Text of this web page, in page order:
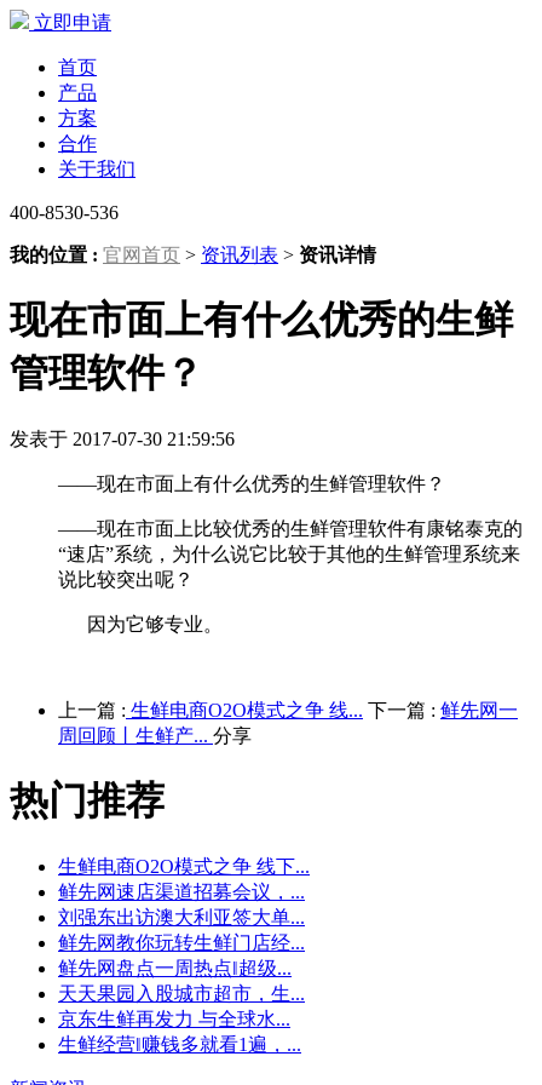
立即申请
首页
产品
方案
合作
关于我们
400-8530-536
我的位置 : 官网首页 > 资讯列表 > 资讯详情
现在市面上有什么优秀的生鲜
管理软件？
发表于 2017-07-30 21:59:56
——现在市面上有什么优秀的生鲜管理软件？
——现在市面上比较优秀的生鲜管理软件有康铭泰克的
“速店”系统，为什么说它比较于其他的生鲜管理系统来
说比较突出呢？
因为它够专业。
上一篇 : 生鲜电商O2O模式之争 线... 下一篇 : 鲜先网一
周回顾丨生鲜产... 分享
热门推荐
生鲜电商O2O模式之争 线下...
鲜先网速店渠道招募会议，...
刘强东出访澳大利亚签大单...
鲜先网教你玩转生鲜门店经...
鲜先网盘点一周热点‖超级...
天天果园入股城市超市，生...
京东生鲜再发力 与全球水...
生鲜经营‖赚钱多就看1遍，...